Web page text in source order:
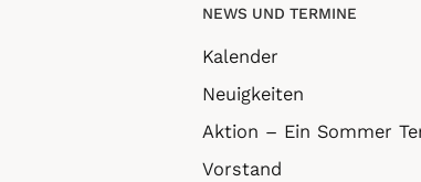
NEWS UND TERMINE
Kalender
Neuigkeiten
Aktion – Ein Sommer
Vorstand